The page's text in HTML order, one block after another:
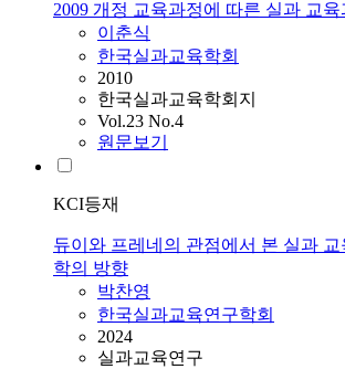
2009 개정 교육과정에 따른 실과 교
이춘식
한국실과교육학회
2010
한국실과교육학회지
Vol.23 No.4
원문보기
KCI등재
듀이와 프레네의 관점에서 본 실과
학의 방향
박찬영
한국실과교육연구학회
2024
실과교육연구